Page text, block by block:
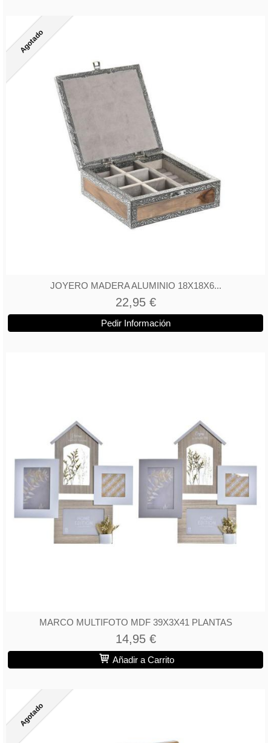
Agotado
JOYERO MADERA ALUMINIO 18X18X6...
22,95 €
Pedir Información
MARCO MULTIFOTO MDF 39X3X41 PLANTAS
14,95 €
Añadir a Carrito
Agotado